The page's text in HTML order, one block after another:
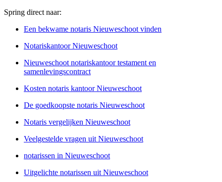
Spring direct naar:
Een bekwame notaris Nieuweschoot vinden
Notariskantoor Nieuweschoot
Nieuweschoot notariskantoor testament en
samenlevingscontract
Kosten notaris kantoor Nieuweschoot
De goedkoopste notaris Nieuweschoot
Notaris vergelijken Nieuweschoot
Veelgestelde vragen uit Nieuweschoot
notarissen in Nieuweschoot
Uitgelichte notarissen uit Nieuweschoot